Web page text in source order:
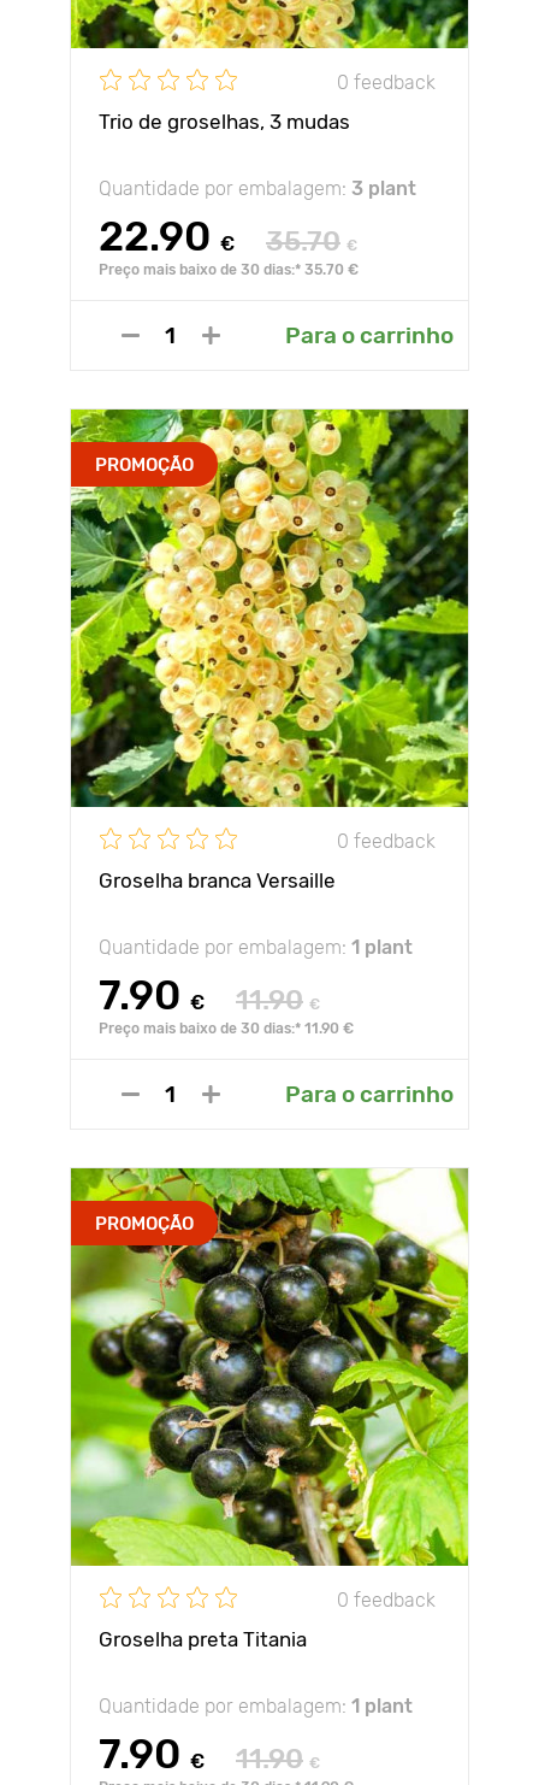
0 feedback
Trio de groselhas, 3 mudas
Quantidade por embalagem: 3 plant
22.90 € 35.70 €
Preço mais baixo de 30 dias:* 35.70 €
Para o carrinho
PROMOÇÃO
0 feedback
Groselha branca Versaille
Quantidade por embalagem: 1 plant
7.90 € 11.90 €
Preço mais baixo de 30 dias:* 11.90 €
Para o carrinho
PROMOÇÃO
0 feedback
Groselha preta Titania
Quantidade por embalagem: 1 plant
7.90 € 11.90 €